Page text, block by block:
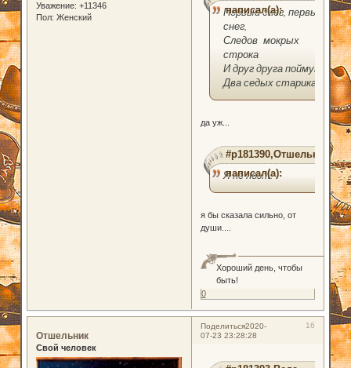
Уважение: +11346
Пол: Женский
написал(а):
Первый снег, первый
снег,
Следов мокрых
строка
И друг друга поймут
Два седых старика.
да уж...
#p181390,Отшельник
написал(а):
Я не поэт.
я бы сказала сильно, от
души....
Хороший день, чтобы
быть!
0
Поделиться 16
2020-
07-23 23:28:28
Отшельник
Свой человек